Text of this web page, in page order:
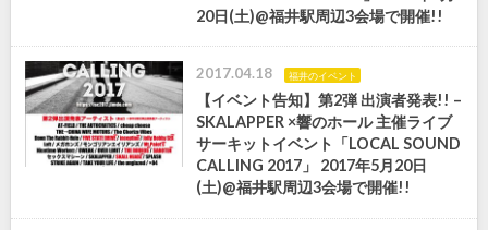
20日(土)@福井駅周辺3会場で開催!!
2017.04.18 福井のイベント
【イベント告知】第2弾 出演者発表!! –
SKALAPPER ×響のホール 主催ライブ
サーキットイベント「LOCAL SOUND
CALLING 2017」 2017年5月20日
(土)@福井駅周辺3会場で開催!!